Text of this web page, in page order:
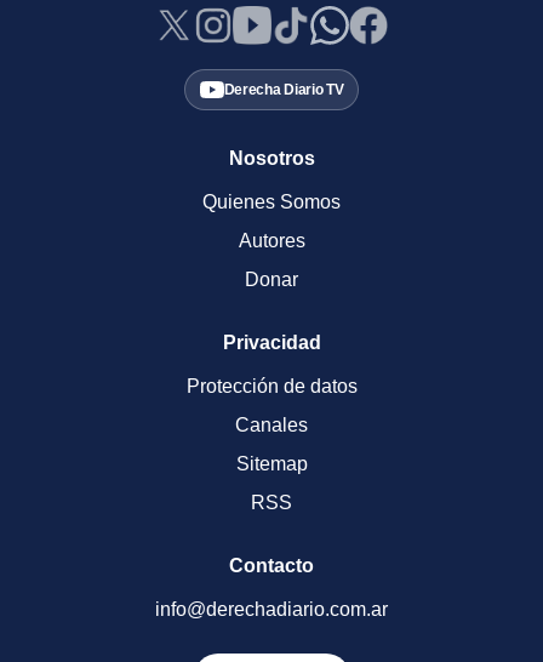
Derecha Diario TV
Nosotros
Quienes Somos
Autores
Donar
Privacidad
Protección de datos
Canales
Sitemap
RSS
Contacto
info@derechadiario.com.ar